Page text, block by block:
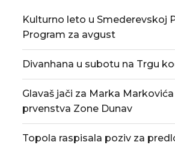
Poznat raspored Podunavske
okružne lige, sezona počinje 22....
04/08/2026
Kulturno leto u Smederevskoj
Program za avgust
Divanhana u subotu na Trgu
Glavaš jači za Marka
prvenstva Zone Dunav
Topola raspisala poziv za